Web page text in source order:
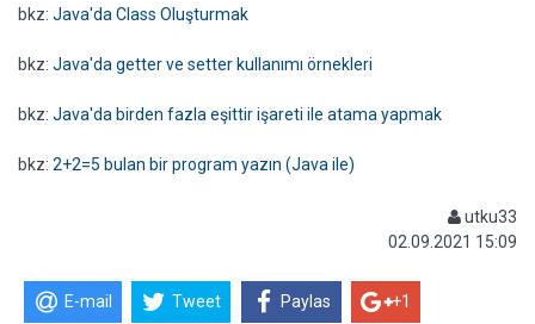
bkz: Java'da Class Oluşturmak
bkz: Java'da getter ve setter kullanımı örnekleri
bkz: Java'da birden fazla eşittir işareti ile atama yapmak
bkz: 2+2=5 bulan bir program yazın (Java ile)
utku33
02.09.2021 15:09
E-mail Tweet Paylas +1